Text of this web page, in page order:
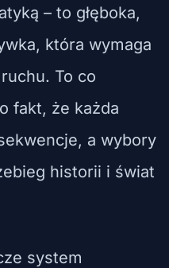
– to głęboka,
która wymaga
To co
fakt, że każda
a wybory
historii i świat
system